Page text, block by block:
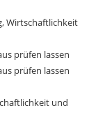
Wirtschaftlichkeit
prüfen lassen
prüfen lassen
und